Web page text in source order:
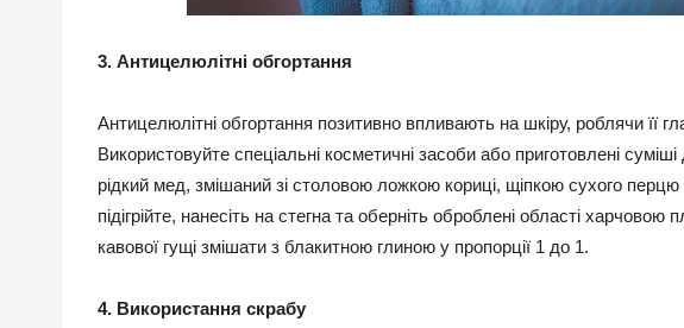
3. Антицелюлітні обгортання
Антицелюлітні обгортання позитивно впливають на шкіру, роблячи її
Використовуйте спеціальні косметичні засоби або приготовлені
рідкий мед, змішаний зі столовою ложкою кориці, щіпкою сухого
підігрійте, нанесіть на стегна та оберніть оброблені області харчовою
кавової гущі змішати з блакитною глиною у пропорції 1 до 1.
4. Використання скрабу